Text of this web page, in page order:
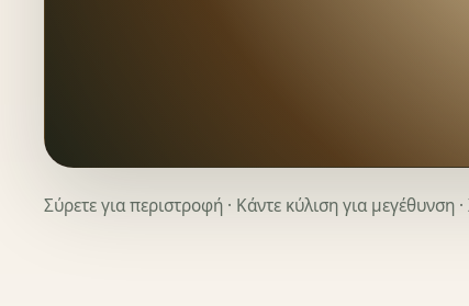
Σύρετε για περιστροφή · Κάντε κύλιση για μεγέθυνση